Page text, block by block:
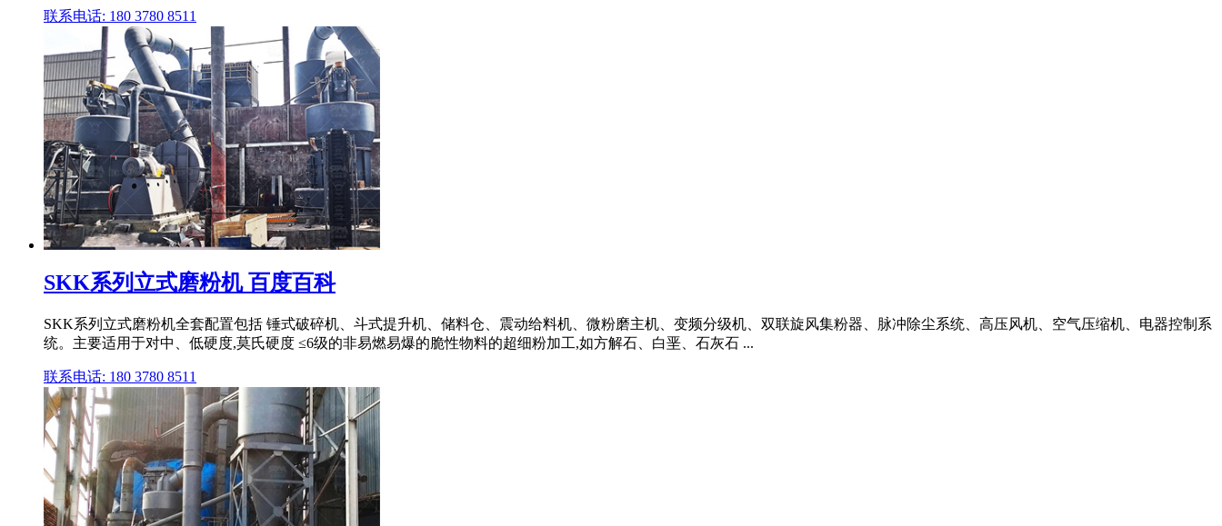
联系电话: 180 3780 8511
SKK系列立式磨粉机 百度百科
SKK系列立式磨粉机全套配置包括 锤式破碎机、斗式提升机、储料仓、震动给料机、微粉磨主机、变频分级机、双联旋风集粉器、脉冲除尘系统、高压风机、空气压缩机、电器控制系
统。主要适用于对中、低硬度,莫氏硬度 ≤6级的非易燃易爆的脆性物料的超细粉加工,如方解石、白垩、石灰石 ...
联系电话: 180 3780 8511